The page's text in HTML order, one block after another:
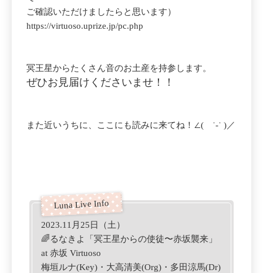
ご確認いただけましたらと思います）
https://virtuoso.uprize.jp/pc.php
冥王星からたくさん音のお土産を持参します。
ぜひお見届けくださいませ！！
また近いうちに、ここにも読みに来てね！∠( ˙-˙ )／
2023.11月25日（土）
🌈るなきよ「冥王星からの使徒〜赤坂襲来」
at 赤坂 Virtuoso
梅垣ルナ(Key)・大高清美(Org)・多田涼馬(Dr)